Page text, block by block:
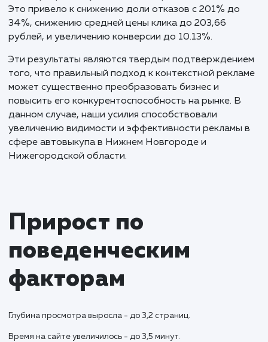
конверсии. Этот кейс показывает, как
к деталям и правильно настроенная
стратегия могут преобразовать трафик
реальные сделки, даже в такой
конкурентоспособной области, как
Результаты и KPI
Работая над контекстной рекламой, мы
цель устранения уязвимых мест, связанных со
спамным трафиком и заявками. Для этого были
капча на формы обратной связи, и дополнена
reachgoal от Яндекса.